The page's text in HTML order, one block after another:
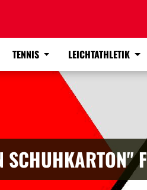
TENNIS LEICHTATHLETIK
SCHUHKARTON"